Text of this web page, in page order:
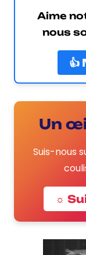
Aime
nous
👍
Un
Suis-nous
☼